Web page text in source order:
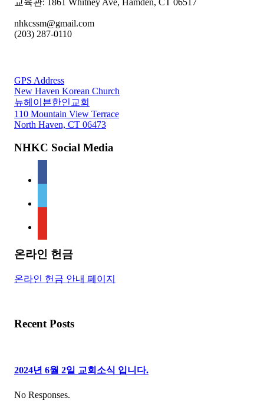
교육관: 1861 Whitney Ave, Hamden, CT 06517
nhkcssm@gmail.com
(203) 287-0110
GPS Address
New Haven Korean Church
뉴헤이븐한인교회
110 Mountain View Terrace
North Haven, CT 06473
NHKC Social Media
온라인 헌금
온라인 헌금 안내 페이지
Recent Posts
2024년 6월 2일 교회소식 입니다.
No Responses.